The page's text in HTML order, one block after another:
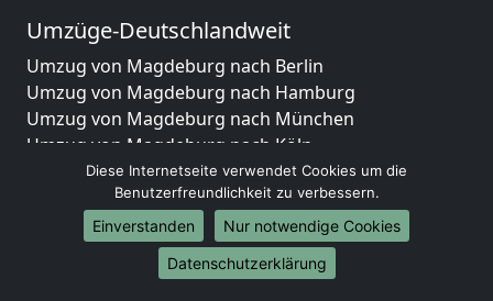
Umzüge-Deutschlandweit
Umzug von Magdeburg nach Berlin
Umzug von Magdeburg nach Hamburg
Umzug von Magdeburg nach München
Umzug von Magdeburg nach Köln
Umzug von Magdeburg nach Frankfurt am Main
Umzug von Magdeburg nach Stuttgart
Umzug von Magdeburg nach Düsseldorf
Umzug von Magdeburg nach Leipzig
Umzug von Magdeburg nach Dortmund
Diese Internetseite verwendet Cookies um die
Benutzerfreundlichkeit zu verbessern.
Einverstanden
Nur notwendige Cookies
Datenschutzerklärung